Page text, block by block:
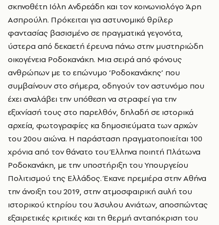
σκηνοθέτη Ιόλη Ανδρεάδη και τον κοινωνιολόγο Άρη
Ασπρούλη. Πρόκειται για αστυνομικό θρίλερ
φαντασίας βασισμένο σε πραγματικά γεγονότα,
ύστερα από δεκαετή έρευνα πάνω στην μυστηριώδη
οικογένεια Ροδοκανάκη. Μια σειρά από φόνους
ανθρώπων με το επώνυμο ‘Ροδοκανάκης’ που
συμβαίνουν στο σήμερα, οδηγούν τον αστυνόμο που
έχει αναλάβει την υπόθεση να στραφεί για την
εξιχνίασή τους στο παρελθόν, δηλαδή σε ιστορικά
αρχεία, φωτογραφίες κα δημοσιεύματα των αρχών
του 20ου αιώνα. Η παράσταση πραγματοποιείται 100
χρόνια από τον θάνατο του Έλληνα ποιητή Πλάτωνα
Ροδοκανάκη, με την υποστήριξη του Υπουργείου
Πολιτισμού της Ελλάδος. Έκανε πρεμιέρα στην Αθήνα
την άνοιξη του 2019, στην ατμοσφαιρική αυλή του
ιστορικού κτηρίου του Άσυλου Ανιάτων, αποσπώντας
εξαιρετικές κριτικές και τη θερμή ανταπόκριση του